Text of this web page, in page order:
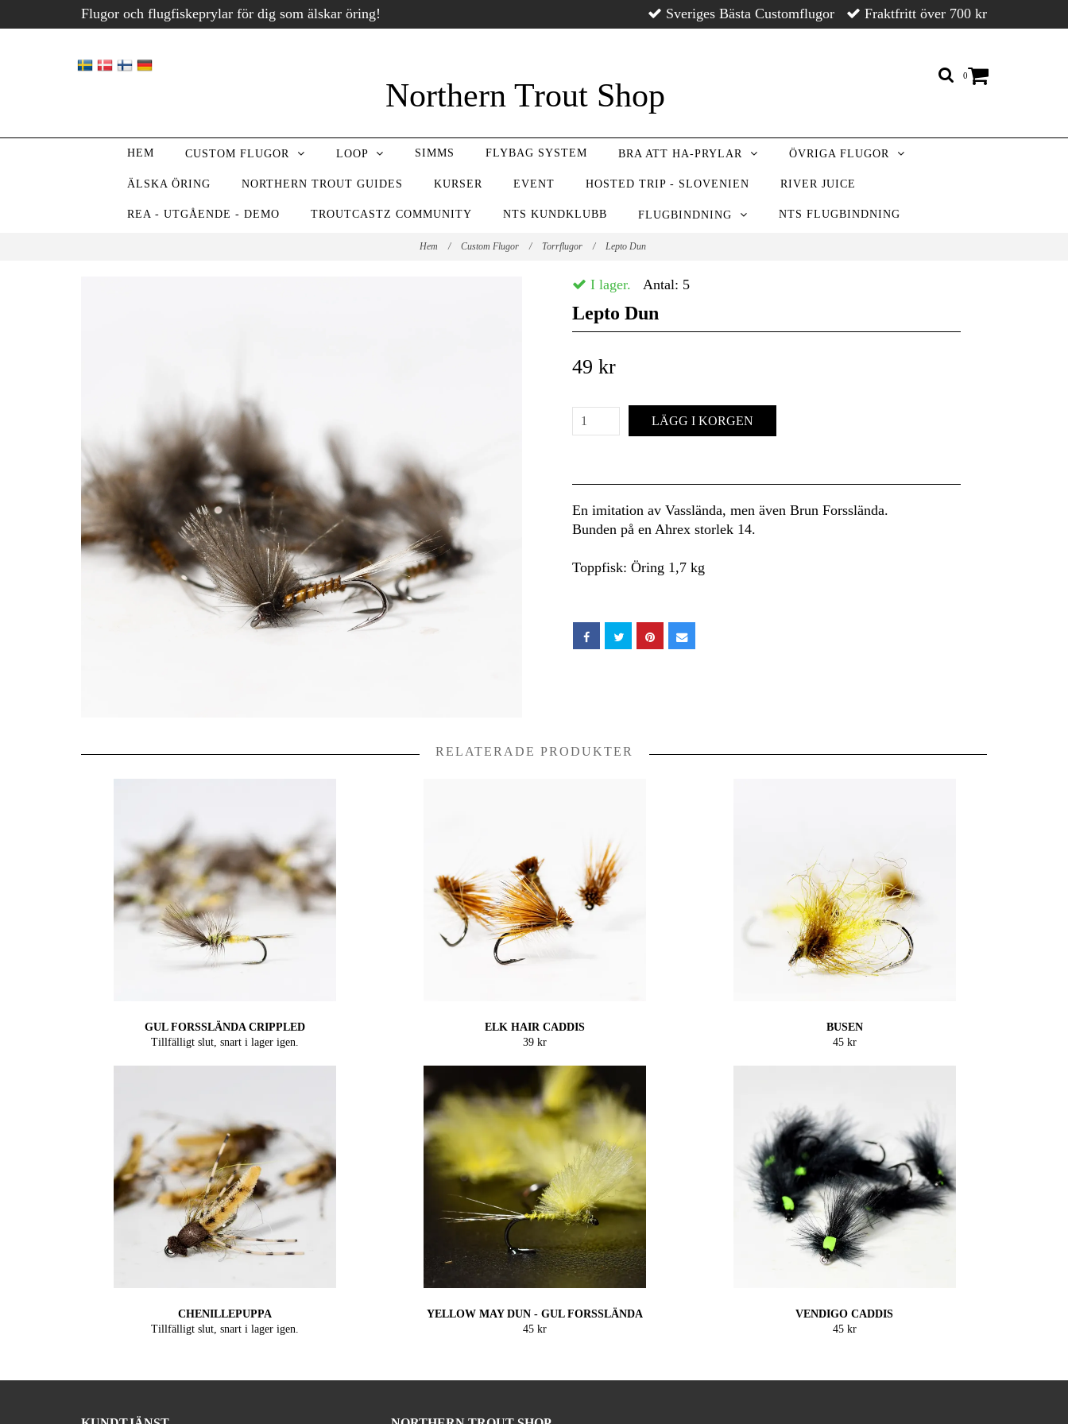
Flugor och flugfiskeprylar för dig som älskar öring! Sveriges Bästa Customflugor Fraktfritt över 700 kr
0
Northern Trout Shop
HEM CUSTOM FLUGOR LOOP SIMMS FLYBAG SYSTEM BRA ATT HA-PRYLAR ÖVRIGA FLUGOR
ÄLSKA ÖRING NORTHERN TROUT GUIDES KURSER EVENT HOSTED TRIP - SLOVENIEN RIVER JUICE
REA - UTGÅENDE - DEMO TROUTCASTZ COMMUNITY NTS KUNDKLUBB FLUGBINDNING NTS FLUGBINDNING
Hem / Custom Flugor / Torrflugor / Lepto Dun
I lager. Antal: 5
Lepto Dun
49 kr
LÄGG I KORGEN
En imitation av Vasslända, men även Brun Forsslända.
Bunden på en Ahrex storlek 14.
Toppfisk: Öring 1,7 kg
RELATERADE PRODUKTER
GUL FORSSLÄNDA CRIPPLED
Tillfälligt slut, snart i lager igen.
ELK HAIR CADDIS
39 kr
BUSEN
45 kr
CHENILLEPUPPA
Tillfälligt slut, snart i lager igen.
YELLOW MAY DUN - GUL FORSSLÄNDA
45 kr
VENDIGO CADDIS
45 kr